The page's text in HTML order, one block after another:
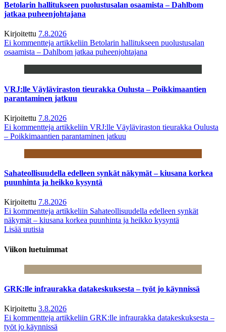
Betolarin hallitukseen puolustusalan osaamista – Dahlbom
jatkaa puheenjohtajana
Kirjoitettu 7.8.2026
Ei kommentteja artikkeliin Betolarin hallitukseen puolustusalan
osaamista – Dahlbom jatkaa puheenjohtajana
VRJ:lle Väyläviraston tieurakka Oulusta – Poikkimaantien
parantaminen jatkuu
Kirjoitettu 7.8.2026
Ei kommentteja artikkeliin VRJ:lle Väyläviraston tieurakka Oulusta
– Poikkimaantien parantaminen jatkuu
Sahateollisuudella edelleen synkät näkymät – kiusana korkea
puunhinta ja heikko kysyntä
Kirjoitettu 7.8.2026
Ei kommentteja artikkeliin Sahateollisuudella edelleen synkät
näkymät – kiusana korkea puunhinta ja heikko kysyntä
Lisää uutisia
Viikon luetuimmat
GRK:lle infraurakka datakeskuksesta – työt jo käynnissä
Kirjoitettu 3.8.2026
Ei kommentteja artikkeliin GRK:lle infraurakka datakeskuksesta –
työt jo käynnissä